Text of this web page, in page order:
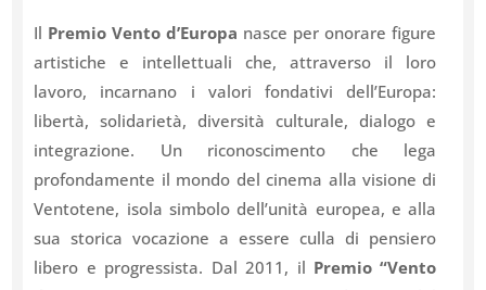
Il Premio Vento d’Europa nasce per onorare figure
artistiche e intellettuali che, attraverso il loro
lavoro, incarnano i valori fondativi dell’Europa:
libertà, solidarietà, diversità culturale, dialogo e
integrazione. Un riconoscimento che lega
profondamente il mondo del cinema alla visione di
Ventotene, isola simbolo dell’unità europea, e alla
sua storica vocazione a essere culla di pensiero
libero e progressista. Dal 2011, il Premio “Vento